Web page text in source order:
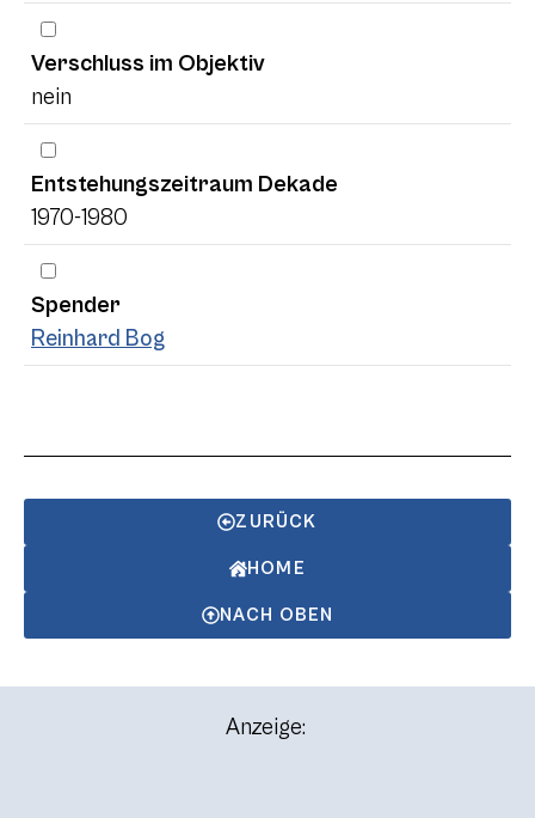
Verschluss im Objektiv
nein
Entstehungszeitraum Dekade
1970-1980
Spender
Reinhard Bog
ZURÜCK
HOME
NACH OBEN
Anzeige: